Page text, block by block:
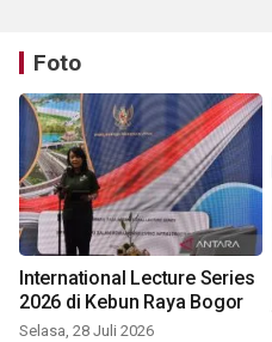
Foto
International Lecture Series
2026 di Kebun Raya Bogor
Selasa, 28 Juli 2026